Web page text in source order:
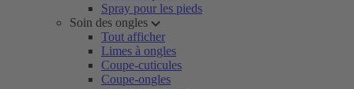
Spray pour les pieds
Soin des ongles
Tout afficher
Limes à ongles
Coupe-cuticules
Coupe-ongles